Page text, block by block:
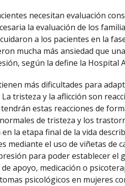
necesitan evaluación
la evaluación de los
a los pacientes en la
mucha más ansiedad que
según la define la
más dificultades para
tristeza y la aflicción son
estas reacciones de
de tristeza y los
la etapa final de la vida
mediante el uso de viñetas de
para poder establecer
apoyo, medicación o
psicológicos en mujeres